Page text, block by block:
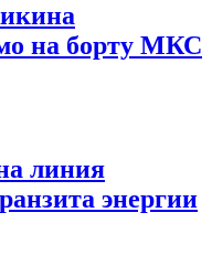
на борту МКС
линия
энергии